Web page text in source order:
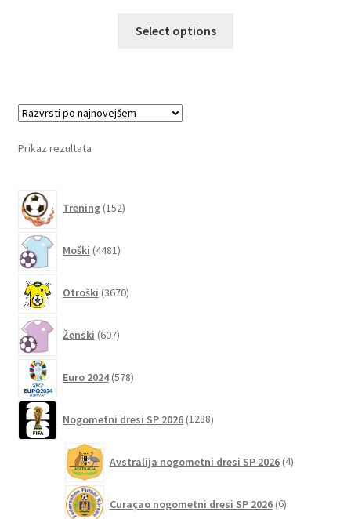
Select options
Prikaz rezultata
Trening 152izdelkov
Moški 4481izdelkov
Otroški 3670izdelkov
Ženski 607izdelkov
Euro 2024 578izdelkov
Nogometni dresi SP 2026 1288izdelkov
Avstralija nogometni dresi SP 2026 4izdelki
Curaçao nogometni dresi SP 2026 6izdelkov